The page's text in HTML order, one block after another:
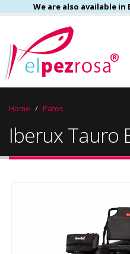
We are also available
Home Patos
Iberux Tauro